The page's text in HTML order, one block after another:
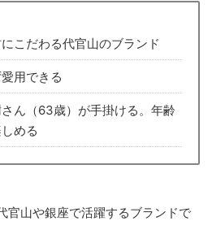
こだわる代官山のブランド
用できる
ん（63歳）が手掛ける。年齢
める
官山や銀座で活躍するブランドで